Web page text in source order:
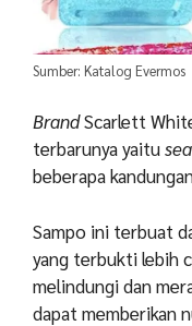
Sumber: Katalog Evermos
BrandScarlett
terbarunya yaitu
beberapa
Sampo ini terbuat
yang terbukti lebih
melindungi dan
dapat memberikan